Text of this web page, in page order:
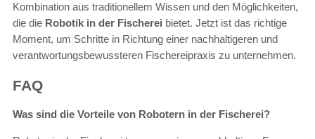
Kombination aus traditionellem Wissen und den Möglichkeiten,
die die Robotik in der Fischerei bietet. Jetzt ist das richtige
Moment, um Schritte in Richtung einer nachhaltigeren und
verantwortungsbewussteren Fischereipraxis zu unternehmen.
FAQ
Was sind die Vorteile von Robotern in der Fischerei?